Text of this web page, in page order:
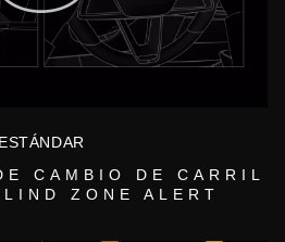
ESTÁNDAR
CAMBIO DE CARRIL
ZONE ALERT